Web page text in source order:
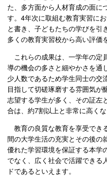
た、多方面から人材育成の面に
す。4年次に取組む教育実習に
と書き、子どもたちの学びを引
多くの教育実習校から高い評価
これらの成果は、一学年の定
導の機会の多さと細やかさを通
少人数であるため学生同士の交
目指して切磋琢磨する雰囲気が
志望する学生が多く、その証左
合は、約7割以上と非常に高くな
教育の良質な教育を享受でき
間の大学生活の充実とその後の
優れた学習環境を保証する本学
でなく、広く社会で活躍できる
ドであるといえます。